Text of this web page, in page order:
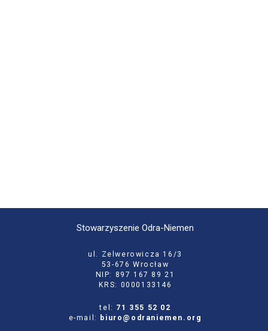
Stowarzyszenie Odra-Niemen
ul. Zelwerowicza 16/3
53-676 Wrocław
NIP: 897 167 89 21
KRS: 0000133146
tel: 71 355 52 02
e-mail:
biuro@odraniemen.org